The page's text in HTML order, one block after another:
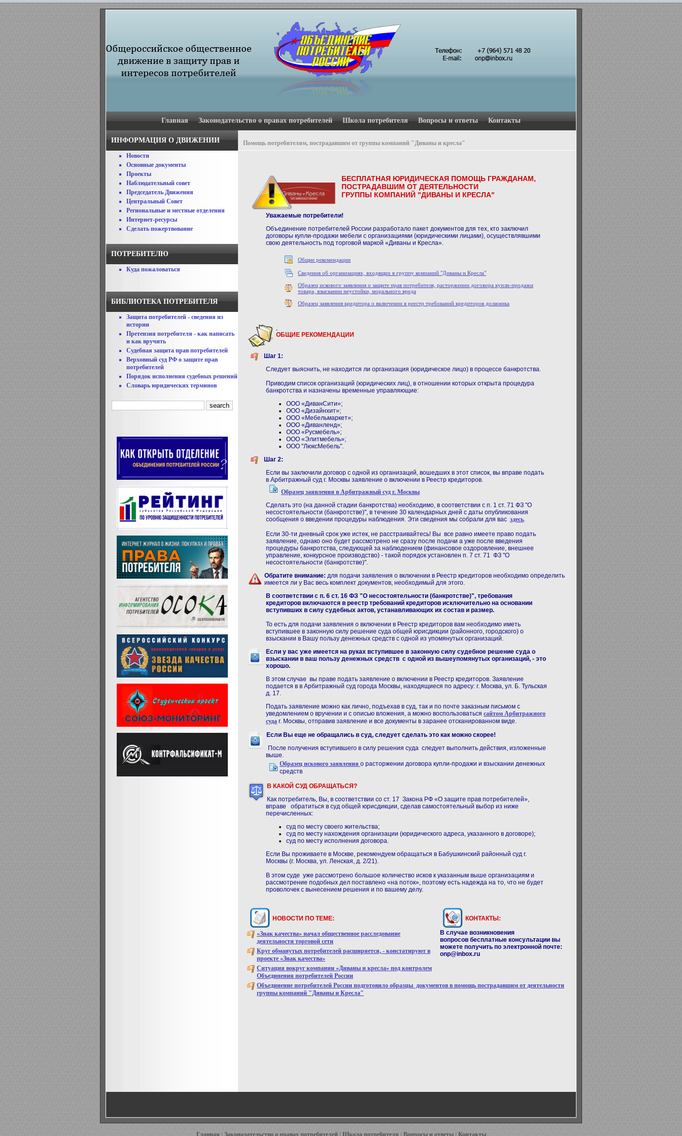
Главная Законодательство о правах потребителей Школа потребителя Вопросы и ответы Контакты
ИНФОРМАЦИЯ О ДВИЖЕНИИ
Новости
Основные документы
Проекты
Наблюдательный совет
Председатель Движения
Центральный Совет
Региональные и местные отделения
Интернет-ресурсы
Сделать пожертвование
ПОТРЕБИТЕЛЮ
Куда пожаловаться
БИБЛИОТЕКА ПОТРЕБИТЕЛЯ
Защита потребителей - сведения из
истории
Претензия потребителя - как написать
и как вручить
Судебная защита прав потребителей
Верховный суд РФ о защите прав
потребителей
Порядок исполнения судебных решений
Словарь юридических терминов
Помощь потребителям, пострадавшим от группы компаний "Диваны и кресла"
БЕСПЛАТНАЯ ЮРИДИЧЕСКАЯ ПОМОЩЬ ГРАЖДАНАМ,
ПОСТРАДАВШИМ ОТ ДЕЯТЕЛЬНОСТИ
ГРУППЫ КОМПАНИЙ "ДИВАНЫ И КРЕСЛА"
Уважаемые потребители!
Объединение потребителей России разработало пакет документов для тех, кто заключил
договоры купли-продажи мебели с организациями (юридическими лицами), осуществлявшими
свою деятельность под торговой маркой «Диваны и Кресла».
Общие рекомендации
Сведения об организациях, входящих в группу компаний "Диваны и Кресла"
Образец искового заявления о защите прав потребителя, расторжении договора купли-продажи
товара, взыскании неустойки, морального вреда
Образец заявления кредитора о включении в реестр требований кредиторов должника
ОБЩИЕ РЕКОМЕНДАЦИИ
Шаг 1:
Следует выяснить, не находится ли организация (юридическое лицо) в процессе банкротства.
Приводим cписок организаций (юридических лиц), в отношении которых открыта процедура
банкротства и назначены временные управляющие:
ООО «ДиванСити»;
ООО «Дизайнхит»;
ООО «Мебельмаркет»;
ООО «Диванленд»;
ООО «Русмебель»;
ООО «Элитмебель»;
ООО "ЛюксМебель".
Шаг 2:
Если вы заключили договор с одной из организаций, вошедших в этот список, вы вправе подать
в Арбитражный суд г. Москвы заявление о включении в Реестр кредиторов.
Образец заявления в Арбитражный суд г. Москвы
Сделать это (на данной стадии банкротства) необходимо, в соответствии с п. 1 ст. 71 ФЗ "О
несостоятельности (банкротстве)", в течение 30 календарных дней с даты опубликования
сообщения о введении процедуры наблюдения. Эти сведения мы собрали для вас здесь
Если 30-ти дневный срок уже истек, не расстраивайтесь! Вы все равно имеете право подать
заявление, однако оно будет рассмотрено не сразу после подачи а уже после введения
процедуры банкротства, следующей за наблюдением (финансовое оздоровление, внешнее
управление, конкурсное производство) - такой порядок установлен п. 7 ст. 71 ФЗ "О
несостоятельности (банкротстве)"
Обратите внимание: для подачи заявления о включении в Реестр кредиторов необходимо определить
имеется ли у Вас весь комплект документов, необходимый для этого.
В соответствии с п. 6 ст. 16 ФЗ "О несостоятельности (банкротстве)", требования
кредиторов включаются в реестр требований кредиторов исключительно на основании
вступивших в силу судебных актов, устанавливающих их состав и размер.
То есть для подачи заявления о включении в Реестр кредиторов вам необходимо иметь
вступившее в законную силу решение суда общей юрисдикции (районного, городского) о
взыскании в Вашу пользу денежных средств с одной из упомянутых организаций.
Если у вас уже имеется на руках вступившее в законную силу судебное решение суда о
взыскании в ваш пользу денежных средств с одной из вышеупомянутых организаций, - это
хорошо.
В этом случае вы праве подать заявление о включении в Реестр кредиторов. Заявление
подается в в Арбитражный суд города Москвы, находящиеся по адресу: г. Москва, ул. Б. Тульская
д. 17.
Подать заявление можно как лично, подъехав в суд, так и по почте заказным письмом с
уведомлением о вручении и с описью вложения, а можно воспользоваться сайтом Арбитражного
суда г. Москвы, отправив заявление и все документы в заранее отсканированном виде.
Если Вы еще не обращались в суд, следует сделать это как можно скорее!
После получения вступившего в силу решения суда следует выполнить действия, изложенные
выше.
Образец искового заявления о расторжении договора купли-продажи и взыскании денежных
средств
В КАКОЙ СУД ОБРАЩАТЬСЯ?
Как потребитель, Вы, в соответствии со ст. 17 Закона РФ «О защите прав потребителей»,
вправе обратиться в суд общей юрисдикции, сделав самостоятельный выбор из ниже
перечисленных:
суд по месту своего жительства;
суд по месту нахождения организации (юридического адреса, указанного в договоре);
суд по месту исполнения договора.
Если Вы проживаете в Москве, рекомендуем обращаться в Бабушкинский районный суд г.
Москвы (г. Москва, ул. Ленская, д. 2/21).
В этом суде уже рассмотрено большое количество исков к указанным выше организациям и
рассмотрение подобных дел поставлено «на поток», поэтому есть надежда на то, что не будет
проволочек с вынесением решения и по вашему делу.
НОВОСТИ ПО ТЕМЕ:
КОНТАКТЫ:
В случае возникновения
вопросов бесплатные консультации вы
можете получить по электронной почте:
onp@inbox.ru
«Знак качества» начал общественное расследование
деятельности торговой сети
Круг обманутых потребителей расширяется, - констатируют в
проекте «Знак качества»
Ситуация вокруг компании «Диваны и кресла» под контролем
Объединения потребителей России
Объединение потребителей России подготовило образцы документов в помощь пострадавшим от деятельности
группы компаний "Диваны и Кресла"
Главная Законодательство о правах потребителей Школа потребителя Вопросы и ответы Контакты